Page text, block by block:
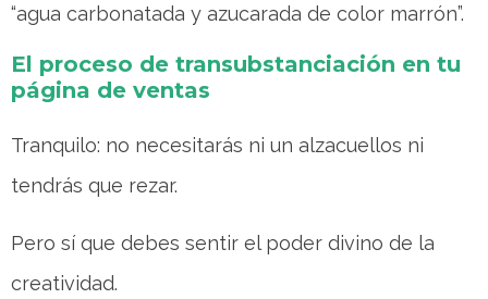
“agua carbonatada y azucarada de color marrón”.
El proceso de transubstanciación en tu
página de ventas
Tranquilo: no necesitarás ni un alzacuellos ni
tendrás que rezar.
Pero sí que debes sentir el poder divino de la
creatividad.